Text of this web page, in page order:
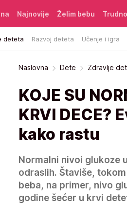
Najnovije Želim bebu
deteta Razvoj deteta Učenje i igra
Naslovna Dete Zdravlje
KOJE SU
KRVI DECE?
kako rastu
Normalni nivoi glukoze
odraslih. Štaviše,
beba, na primer, nivo
godine šećer u krvi